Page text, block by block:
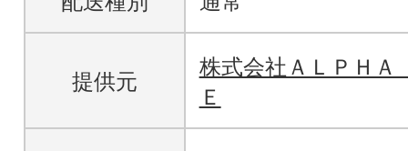
提供元
株式会社ＡＬＰＨ
Ｅ